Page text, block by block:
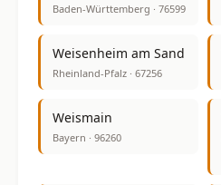
Baden-Württemberg · 76599
Weisenheim am Sand
Rheinland-Pfalz · 67256
Weismain
Bayern · 96260